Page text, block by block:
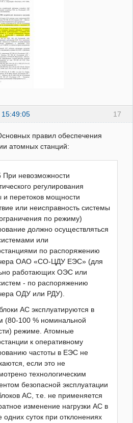
17
правил обеспечения
атомных станций:
При невозможности
регулирования
и перетоков мощности
или неисправность системы
по режиму)
должно осуществляться
или
по распоряжению
ОАО «СО-ЦДУ ЕЭС» (для
работающих ОЭС или
- по распоряжению
ОДУ или РДУ).
АС эксплуатируются в
(80-100 % номинальной
режиме. Атомные
к оперативному
частоты в ЕЭС не
если это не
технологическим
безопасной эксплуатации
АС, т.е. не применяется
изменение нагрузки АС в
одних суток при отклонениях